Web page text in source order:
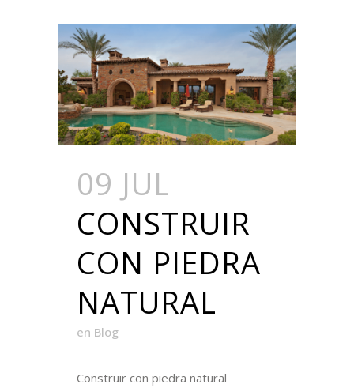
09 JUL
CONSTRUIR
CON PIEDRA
NATURAL
en Blog
Construir con piedra natural